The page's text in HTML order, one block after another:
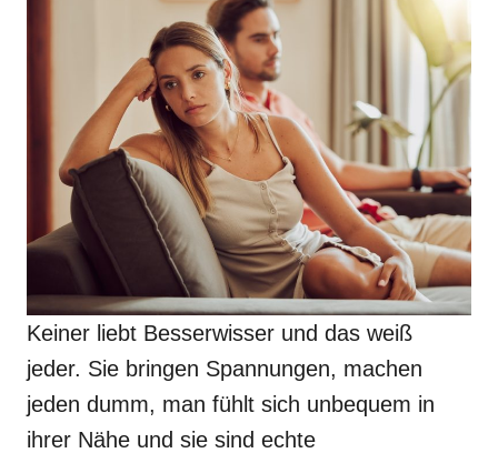
Keiner liebt Besserwisser und das weiß
jeder. Sie bringen Spannungen, machen
jeden dumm, man fühlt sich unbequem in
ihrer Nähe und sie sind echte